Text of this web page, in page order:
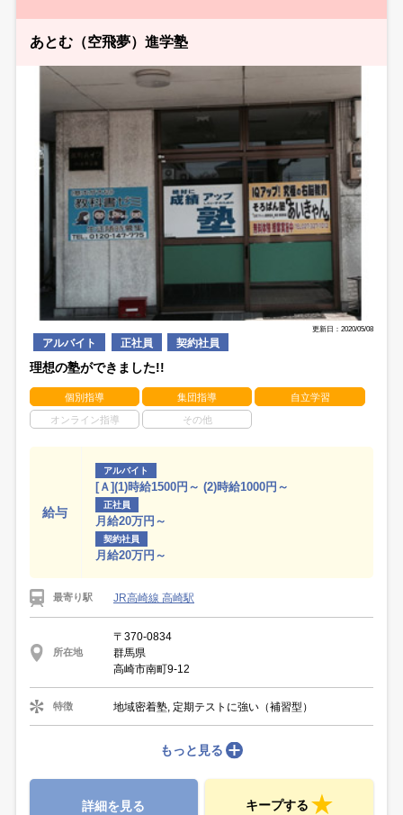
あとむ（空飛夢）進学塾
更新日：2020/05/08
アルバイト 正社員 契約社員
理想の塾ができました!!
個別指導 集団指導 自立学習
オンライン指導 その他
給与
アルバイト
[Ａ](1)時給1500円～ (2)時給1000円～
正社員
月給20万円～
契約社員
月給20万円～
最寄り駅 JR高崎線 高崎駅
所在地
〒370-0834
群馬県
高崎市南町9-12
特徴 地域密着塾, 定期テストに強い（補習型）
もっと見る
詳細を見る キープする